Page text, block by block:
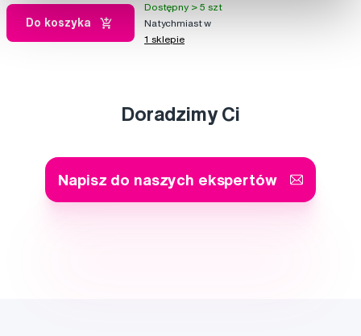
Do koszyka
Dostępny > 5 szt
Natychmiast w
1 sklepie
Doradzimy Ci
Napisz do naszych ekspertów